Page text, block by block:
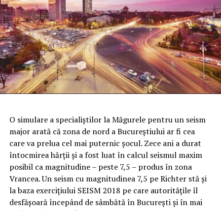
O simulare a specialiştilor la Măgurele pentru un seism
major arată că zona de nord a Bucureştiului ar fi cea
care va prelua cel mai puternic şocul. Zece ani a durat
întocmirea hărţii şi a fost luat în calcul seismul maxim
posibil ca magnitudine – peste 7,5 – produs în zona
Vrancea. Un seism cu magnitudinea 7,5 pe Richter stă şi
la baza exerciţiului SEISM 2018 pe care autorităţile îl
desfăşoară începând de sâmbătă în Bucureşti şi în mai